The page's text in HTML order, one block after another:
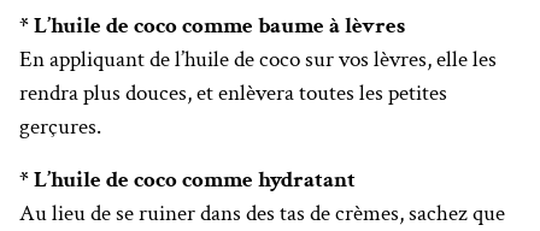
* L’huile de coco comme baume à lèvres
En appliquant de l’huile de coco sur vos lèvres, elle les
rendra plus douces, et enlèvera toutes les petites
gerçures.
* L’huile de coco comme hydratant
Au lieu de se ruiner dans des tas de crèmes, sachez que